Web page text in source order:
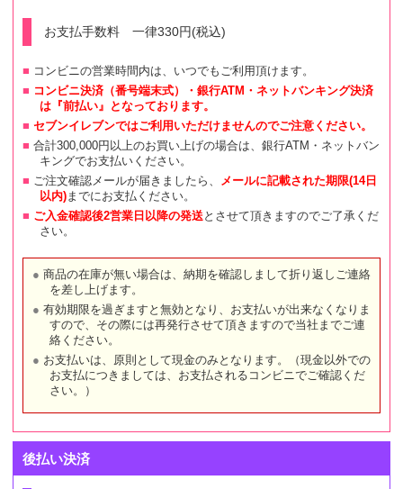
お支払手数料 一律330円(税込)
コンビニの営業時間内は、いつでもご利用頂けます。
コンビニ決済（番号端末式）・銀行ATM・ネットバンキング決済
は『前払い』となっております。
セブンイレブンではご利用いただけませんのでご注意ください。
合計300,000円以上のお買い上げの場合は、銀行ATM・ネットバン
キングでお支払いください。
ご注文確認メールが届きましたら、 メールに記載された期限(14日
以内)までにお支払ください。
ご入金確認後2営業日以降の発送とさせて頂きますのでご了承くだ
さい。
商品の在庫が無い場合は、納期を確認しまして折り返しご連絡
を差し上げます。
有効期限を過ぎますと無効となり、お支払いが出来なくなりま
すので、その際には再発行させて頂きますので当社までご連
絡ください。
お支払いは、原則として現金のみとなります。（現金以外での
お支払につきましては、お支払されるコンビニでご確認くだ
さい。）
後払い決済